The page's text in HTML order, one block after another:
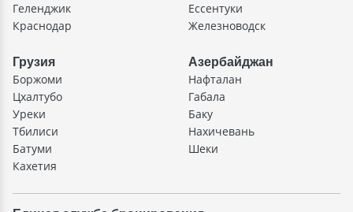
Геленджик
Краснодар
Ессентуки
Железноводск
Грузия
Боржоми
Цхалтубо
Уреки
Тбилиси
Батуми
Кахетия
Азербайджан
Нафталан
Габала
Баку
Нахичевань
Шеки